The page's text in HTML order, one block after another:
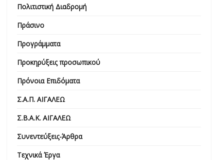
Πολιτιστική Διαδρομή
Πράσινο
Προγράμματα
Προκηρύξεις προσωπικού
Πρόνοια Επιδόματα
Σ.Α.Π. ΑΙΓΑΛΕΩ
Σ.Β.Α.Κ. ΑΙΓΑΛΕΩ
Συνεντεύξεις-Άρθρα
Τεχνικά Έργα